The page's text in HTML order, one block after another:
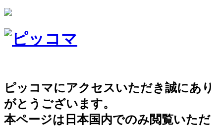
ピッコマにアクセスいただき誠にあり
がとうございます。
本ページは日本国内でのみ閲覧いただ